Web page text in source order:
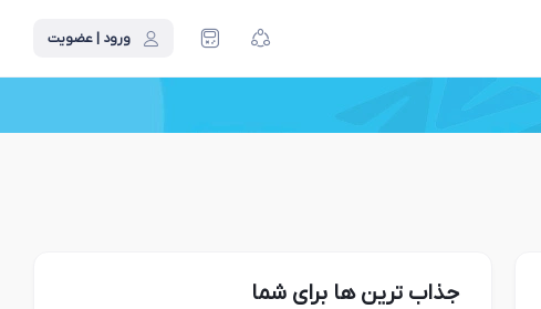
ورود | عضویت
جذاب ترین ها برای شما